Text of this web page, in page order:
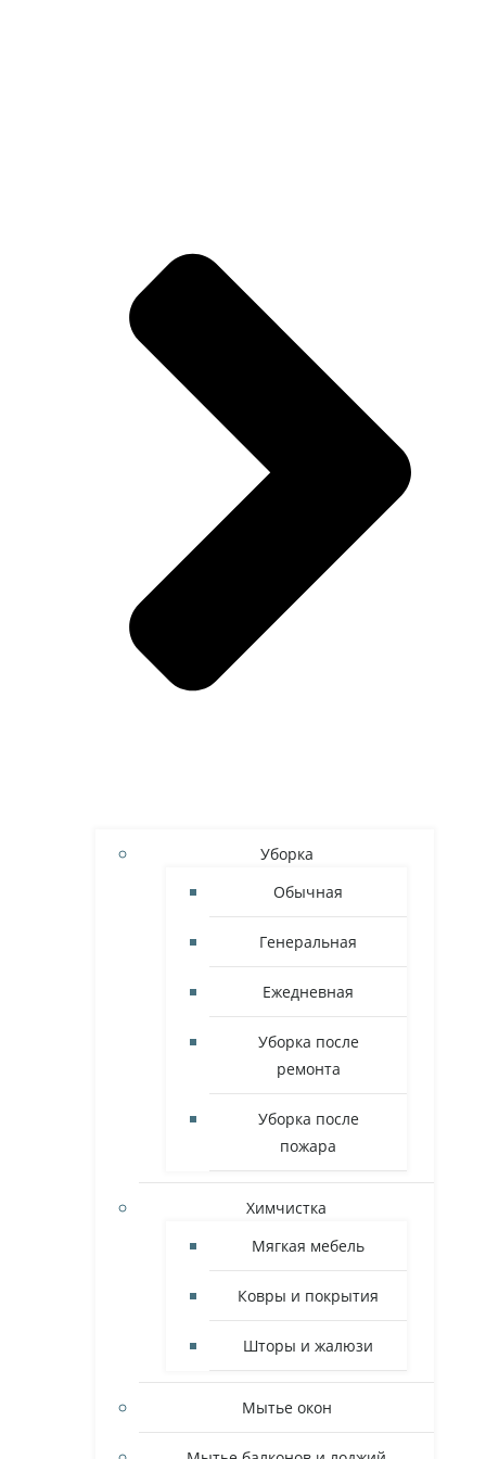
Уборка
Обычная
Генеральная
Ежедневная
Уборка после
ремонта
Уборка после
пожара
Химчистка
Мягкая мебель
Ковры и покрытия
Шторы и жалюзи
Мытье окон